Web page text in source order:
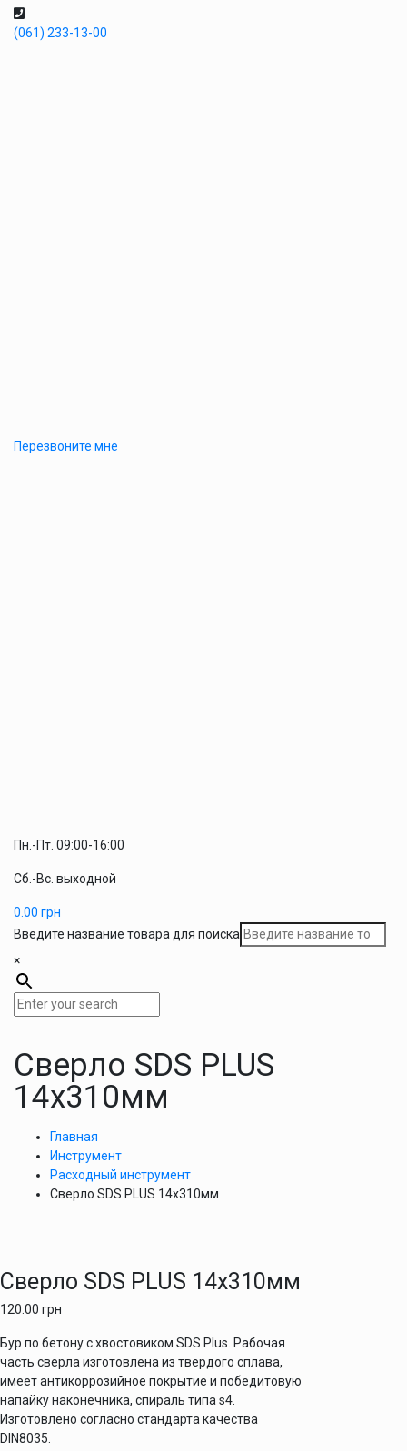
(061) 233-13-00
Перезвоните мне
Пн.-Пт. 09:00-16:00
Сб.-Вс. выходной
0.00 грн
Введите название товара для поиска
×
Сверло SDS PLUS
14х310мм
Главная
Инструмент
Расходный инструмент
Сверло SDS PLUS 14х310мм
Сверло SDS PLUS 14х310мм
120.00 грн
Бур по бетону с хвостовиком SDS Plus. Рабочая
часть сверла изготовлена из твердого сплава,
имеет антикоррозийное покрытие и победитовую
напайку наконечника, спираль типа s4.
Изготовлено согласно стандарта качества
DIN8035.